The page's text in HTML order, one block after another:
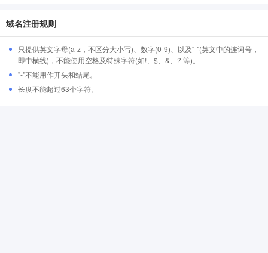
域名注册规则
只提供英文字母(a-z，不区分大小写)、数字(0-9)、以及"-"(英文中的连词号，
即中横线)，不能使用空格及特殊字符(如!、$、&、? 等)。
"-"不能用作开头和结尾。
长度不能超过63个字符。